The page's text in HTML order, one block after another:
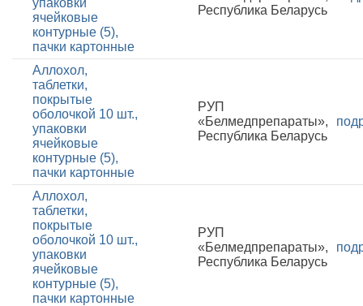
упаковки
ячейковые
контурные (5),
пачки картонные
Республика Беларусь
Аллохол,
таблетки,
покрытые
оболочкой 10 шт.,
упаковки
ячейковые
контурные (5),
пачки картонные
РУП
«Белмедпрепараты»,
Республика Беларусь
Аллохол,
таблетки,
покрытые
оболочкой 10 шт.,
упаковки
ячейковые
контурные (5),
пачки картонные
РУП
«Белмедпрепараты»,
Республика Беларусь